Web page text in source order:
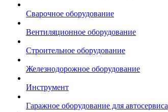
Сварочное оборудование
Вентиляционное оборудование
Строительное оборудование
Железнодорожное оборудование
Инструмент
Гаражное оборудование для автосервиса